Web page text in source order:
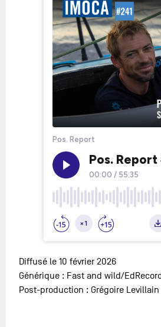
Diffusé le 10 février 2026
Générique : Fast and wild/
Post-production : Grégoire Levillain